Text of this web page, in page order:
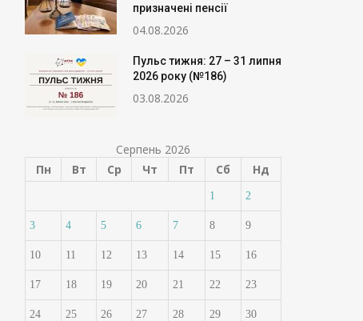
призначені пенсії
04.08.2026
Пульс тижня: 27 – 31 липня
2026 року (№186)
03.08.2026
Серпень 2026
Пн
Вт Ср Чт Пт Сб Нд
1 2
3 4 5 6 7 8 9
10 11 12 13 14 15 16
17 18 19 20 21 22 23
24 25 26 27 28 29 30